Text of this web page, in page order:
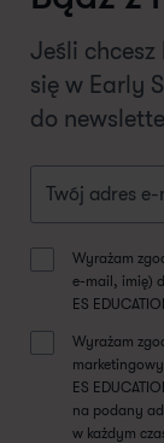
Jeśli
się w Early
do
Wyrażam
e-mail, imię)
ES
Wyrażam
ES
na podany
w każdym